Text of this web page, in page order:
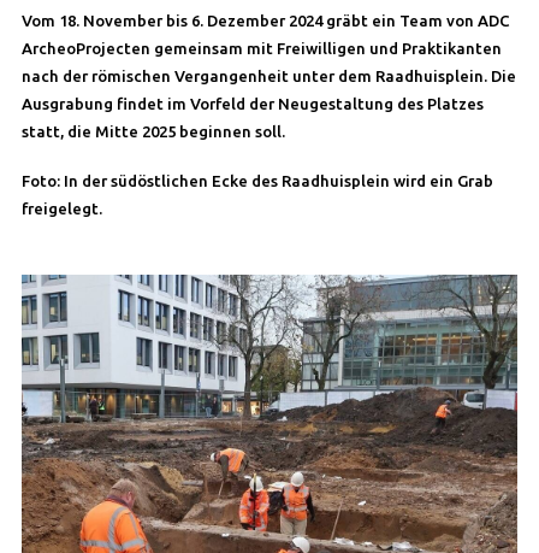
Vom 18. November bis 6. Dezember 2024 gräbt ein Team von ADC
ArcheoProjecten gemeinsam mit Freiwilligen und Praktikanten
nach der römischen Vergangenheit unter dem Raadhuisplein. Die
Ausgrabung findet im Vorfeld der Neugestaltung des Platzes
statt, die Mitte 2025 beginnen soll.
Foto: In der südöstlichen Ecke des Raadhuisplein wird ein Grab
freigelegt.